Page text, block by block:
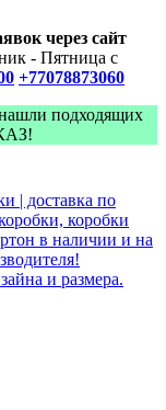
через сайт
- Пятница с
+77078873060
подходящих